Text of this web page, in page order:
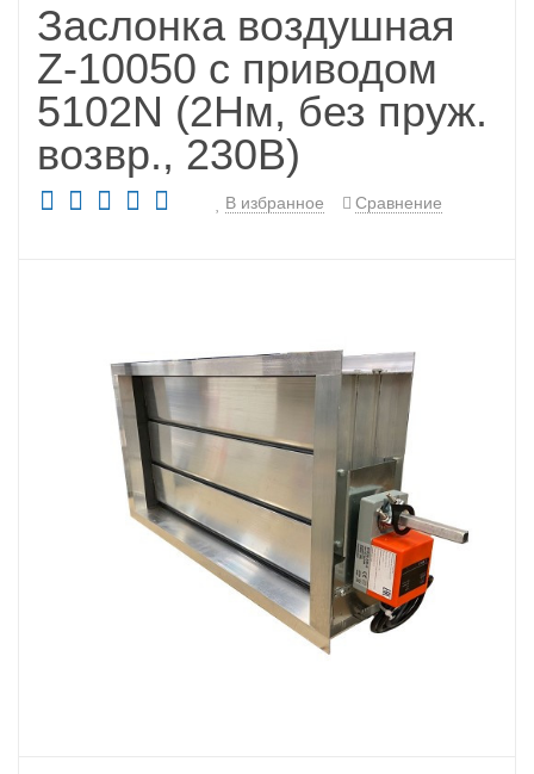
Заслонка воздушная
Z-10050 с приводом
5102N (2Нм, без пруж.
возвр., 230В)
В избранное Сравнение